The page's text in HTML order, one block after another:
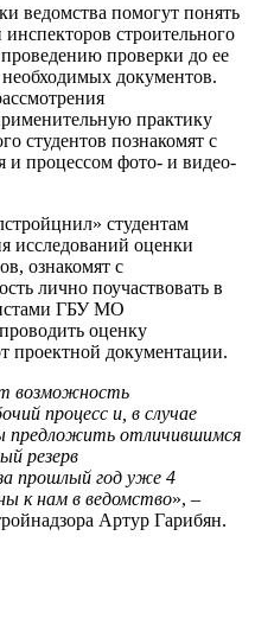
ведомства помогут понять
строительного
проверки до ее
документов.
практику
студентов познакомят с
и процессом фото- и видео-
студентам
исследований оценки
ознакомят с
лично поучаствовать в
ГБУ МО
оценку
проектной документации.
возможность
процесс и, в случае
предложить отличившимся
резерв
прошлый год уже 4
к нам в ведомство», –
Артур Гарибян.